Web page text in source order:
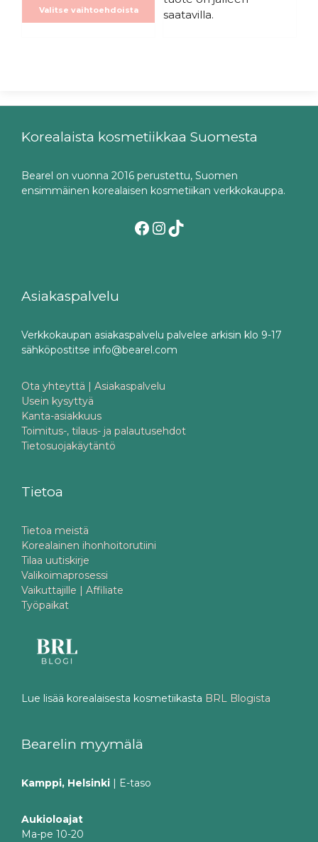
Valitse vaihtoehdoista
saatavilla.
Korealaista kosmetiikkaa Suomesta
Bearel on vuonna 2016 perustettu, Suomen
ensimmäinen korealaisen kosmetiikan verkkokauppa.
Facebook
Instagram
TikTok
Asiakaspalvelu
Verkkokaupan asiakaspalvelu palvelee arkisin klo 9-17
sähköpostitse info@bearel.com
Ota yhteyttä | Asiakaspalvelu
Usein kysyttyä
Kanta-asiakkuus
Toimitus-, tilaus- ja palautusehdot
Tietosuojakäytäntö
Tietoa
Tietoa meistä
Korealainen ihonhoitorutiini
Tilaa uutiskirje
Valikoimaprosessi
Vaikuttajille | Affiliate
Työpaikat
Lue lisää korealaisesta kosmetiikasta BRL Blogista
Bearelin myymälä
Kamppi, Helsinki | E-taso
Aukioloajat
Ma-pe 10-20